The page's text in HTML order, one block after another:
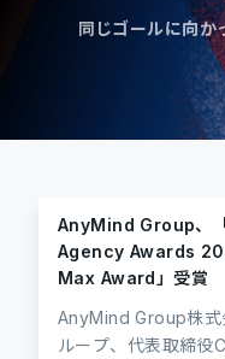
同じゴールに向か
AnyMind Group、
Agency Awards
Max Award」受賞
AnyMind Group株式
ループ、代表取締役